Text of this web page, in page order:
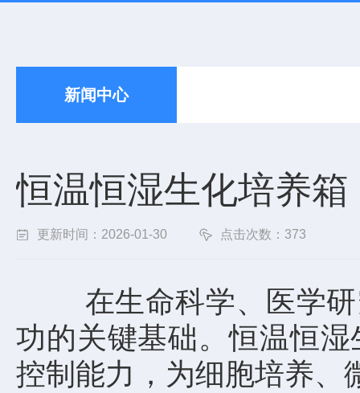
新闻中心
恒温恒湿生化培养
更新时间：2026-01-30 点击次数：373
在生命科学、医学研
功的关键基础。恒温恒
控制能力，为细胞培养、